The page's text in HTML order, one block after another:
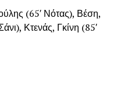
(65′ Νότας), Βέση,
Κτενάς, Γκίνη (85′